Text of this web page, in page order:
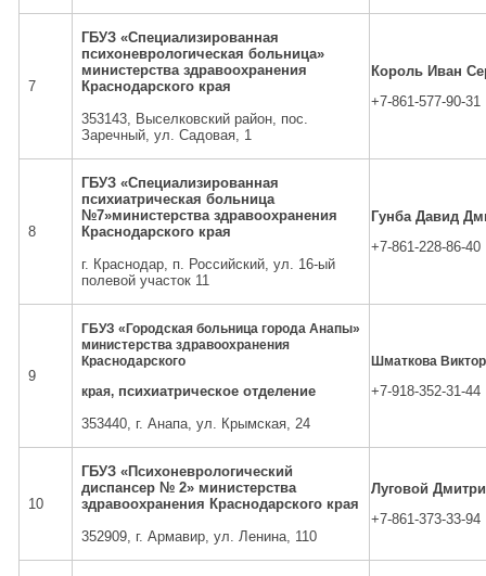
7
ГБУЗ «Специализированная
психоневрологическая больница»
министерства здравоохранения
Краснодарского края
353143, Выселковский район, пос.
Заречный, ул. Садовая, 1
Король Иван
+7-861-577-90-31
8
ГБУЗ «Специализированная
психиатрическая больница
№7»министерства здравоохранения
Краснодарского края
г. Краснодар, п. Российский, ул. 16-ый
полевой участок 11
Гунба Давид
+7-861-228-86-40
9
ГБУЗ «Городская больница города Анапы»
министерства здравоохранения
Краснодарского
края,психиатрическое отделение
353440, г. Анапа, ул. Крымская, 24
Шматкова
+7-918-352-31-44
10
ГБУЗ «Психоневрологический
диспансер № 2» министерства
здравоохранения Краснодарского края
352909, г. Армавир, ул. Ленина, 110
Луговой
+7-861-373-33-94